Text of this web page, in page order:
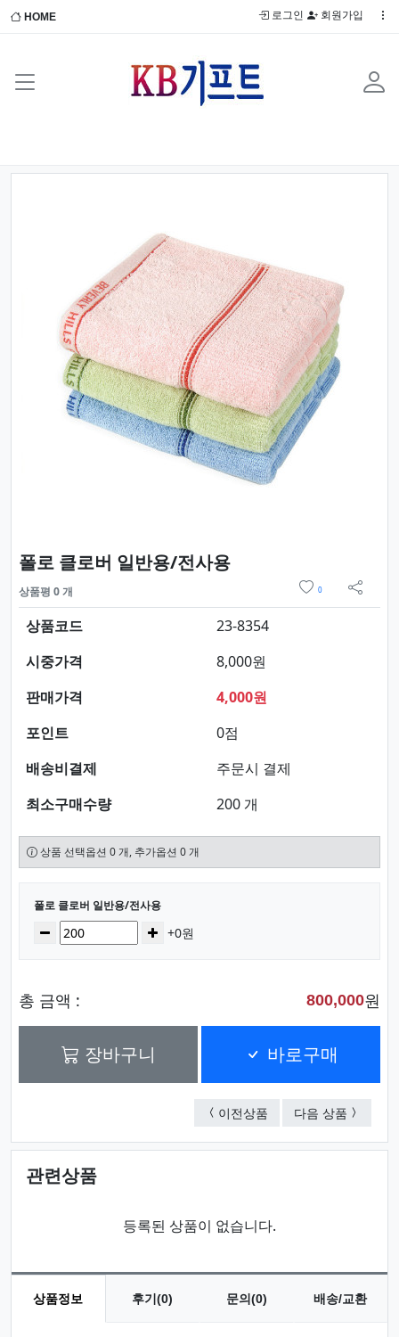
HOME 로그인 회원가입
Previous
폴로 클로버 일반용/전사용요약정보 및 구매
상품평 0 개 0
sns 공
상품코드
23-8354
시중가격
8,000원
판매가격
4,000원
포인트
0점
배송비결제
주문시 결제
최소구매수량
200 개
상품 선택옵션 0 개, 추가옵션 0 개
선택된 옵션
폴로 클로버 일반용/전사용
수량감소 증가+0원
총 금액 : 800,000원
장바구니 바로구매
이전상품 폴로 스티치 일반용/전
다음 상품 KD 코
관련상품
등록된 상품이 없습니다.
상품정보 후기(0) 문의(0) 배송/교환